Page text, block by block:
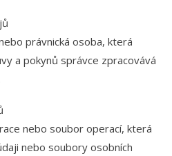
právnická osoba, která
a pokynů správce zpracovává
nebo soubor operací, která
nebo soubory osobních